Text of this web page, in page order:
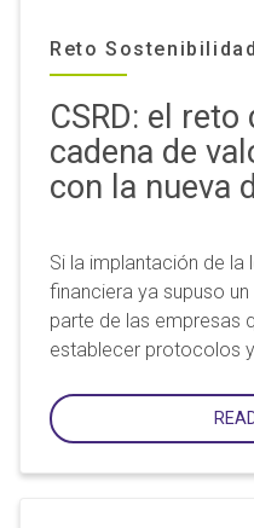
Reto
CSRD: el
cadena de
con la nueva
Si la implantación de
financiera ya supuso
parte de las empresas
establecer protocolos